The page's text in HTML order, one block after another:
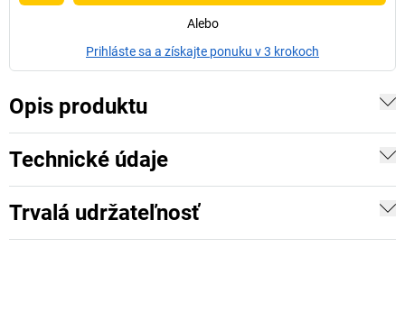
Alebo
Prihláste sa a získajte ponuku v 3 krokoch
Opis produktu
Technické údaje
Trvalá udržateľnosť